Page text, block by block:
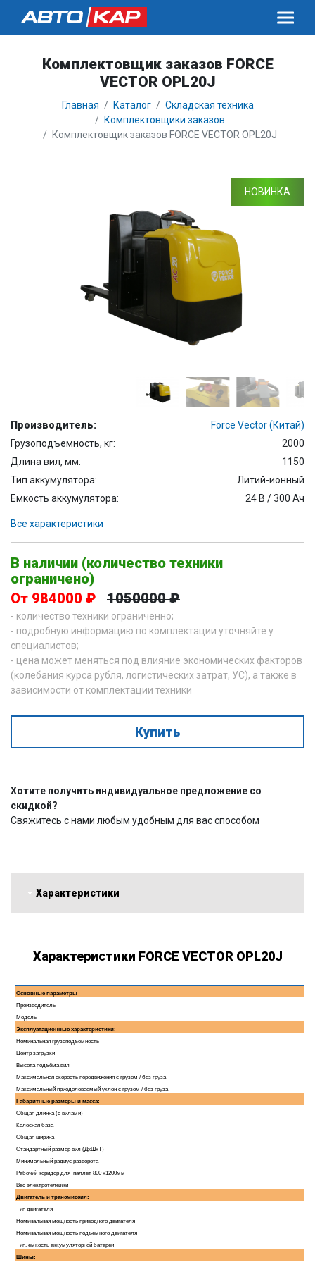
Комплектовщик заказов FORCE
VECTOR OPL20J
Главная Каталог
Складская техника
Комплектовщики заказов
Комплектовщик заказов FORCE VECTOR OPL20J
НОВИНКА
Производитель:
Force Vector (Китай)
Грузоподъемность, кг:
2000
Длина вил, мм:
1150
Тип аккумулятора:
Литий-ионный
Емкость аккумулятора:
24 В / 300 Ач
Все характеристики
В наличии (количество техники
ограничено)
От 984000 ₽
1050000 ₽
- количество техники ограниченно;
- подробную информацию по комплектации уточняйте у
специалистов;
- цена может меняться под влияние экономических факторов
(колебания курса рубля, логистических затрат, УС), а также в
зависимости от комплектации техники
Купить
Хотите получить индивидуальное предложение со
скидкой?
Свяжитесь с нами любым удобным для вас способом
Характеристики
Характеристики FORCE VECTOR OPL20J
Основные параметры
Производитель
Модель
Эксплуатационные характеристики:
Номинальная грузоподъемность
Центр загрузки
Высота подъёма вил
Максимальная скорость передвижения с грузом / без груза
Максимальный приодолеваемый уклон с грузом / без груза
Габаритные размеры и масса:
Общая длинна (с вилами)
Колесная база
Общая ширина
Стандартный размер вил (ДxШxТ)
Минимальный радиус разворота
Рабочий коридор для паллет 800 х1200мм
Вес электротележки
Двигатель и трансмиссия:
Тип двигателя
Номинальная мощность приводного двигателя
Номинальная мощность подъемного двигателя
Тип, емкость аккумуляторной батареи
Шины: